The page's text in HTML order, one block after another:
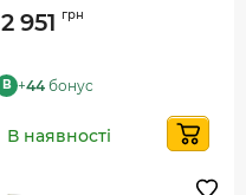
2 951 грн
B +44 бонус
В наявності